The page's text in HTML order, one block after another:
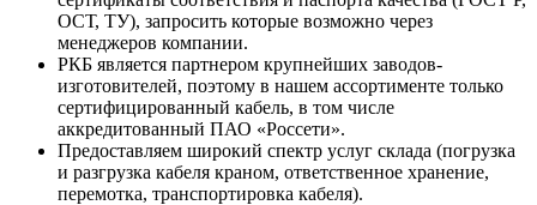
ОСТ, ТУ), запросить которые возможно через
менеджеров компании.
РКБ является партнером крупнейших заводов-
изготовителей, поэтому в нашем ассортименте только
сертифицированный кабель, в том числе
аккредитованный ПАО «Россети».
Предоставляем широкий спектр услуг склада (погрузка
и разгрузка кабеля краном, ответственное хранение,
перемотка, транспортировка кабеля).